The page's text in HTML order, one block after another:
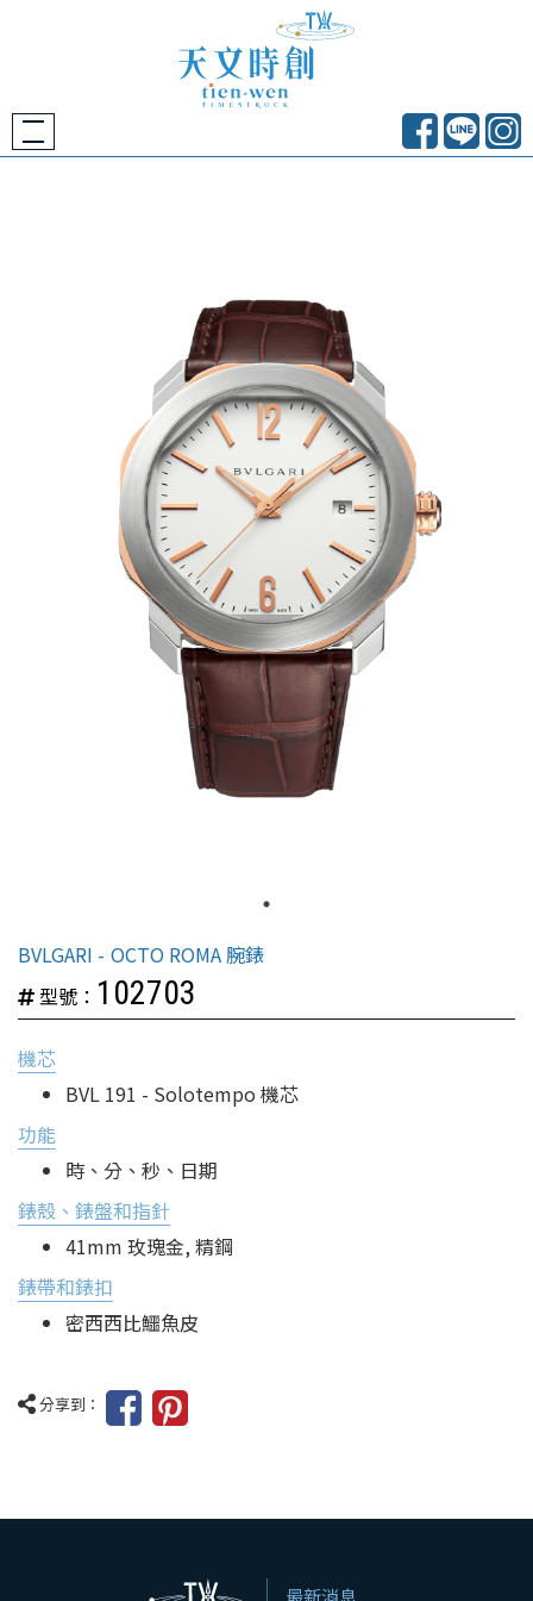
BVLGARI
OCTO ROMA 腕錶
型號： 102703
機芯
BVL 191 - Solotempo 機芯
功能
時、分、秒、日期
錶殼、錶盤和指針
41mm 玫瑰金, 精鋼
錶帶和錶扣
密西西比鱷魚皮
分享到：
最新消息